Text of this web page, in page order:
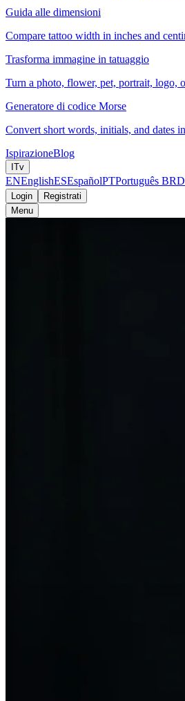
Guida alle dimensioni
Compare tattoo width in inches and
Trasforma immagine in tatuaggio
Turn a photo, flower, pet, portrait, logo,
Generatore di codice Morse
Convert short words, initials, and dates
IspirazioneBlog
ITv
ENEnglishESEspañolPTPortuguês BR
Login
Registrati
Menu